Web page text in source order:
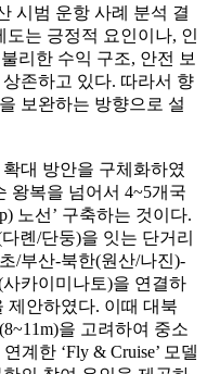
시범 운항 사례 분석 결
는 긍정적 요인이나, 인
리한 수익 구조, 안전 보
존하고 있다. 따라서 향
보완하는 방향으로 설
대 방안을 구체화하였
왕복을 넘어서 4~5개국
노선’ 구축하는 것이다.
롄/단둥)을 잇는 단거리
/부산-북한(원산/나진)-
카이미나토)을 연결하
제안하였다. 이때 대북
을 고려하여 중소
계한 ‘Fly & Cruise’ 모델